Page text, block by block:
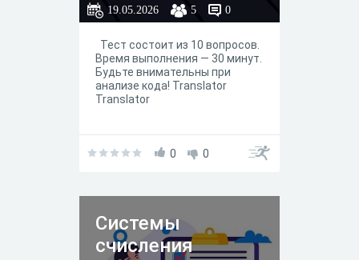
19.05.2026 5 0
Тест состоит из 10 вопросов.
Время выполнения — 30 минут.
Будьте внимательны при
анализе кода! Translator
Translator
0 0
Системы
счисления